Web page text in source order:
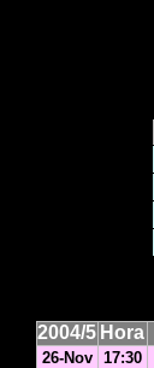
2004/5 Hora
26-Nov 17:30